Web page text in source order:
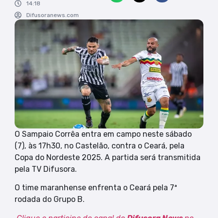
14:18
Difusoranews.com
O Sampaio Corrêa entra em campo neste sábado
(7), às 17h30, no Castelão, contra o Ceará, pela
Copa do Nordeste 2025. A partida será transmitida
pela TV Difusora.
O time maranhense enfrenta o Ceará pela 7ª
rodada do Grupo B.